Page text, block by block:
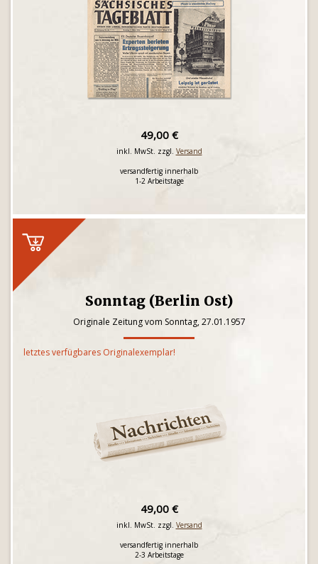
49,00 €
inkl. MwSt. zzgl. Versand
versandfertig innerhalb
1-2 Arbeitstage
Sonntag (Berlin Ost)
Originale Zeitung vom Sonntag, 27.01.1957
letztes verfügbares Originalexemplar!
49,00 €
inkl. MwSt. zzgl. Versand
versandfertig innerhalb
2-3 Arbeitstage